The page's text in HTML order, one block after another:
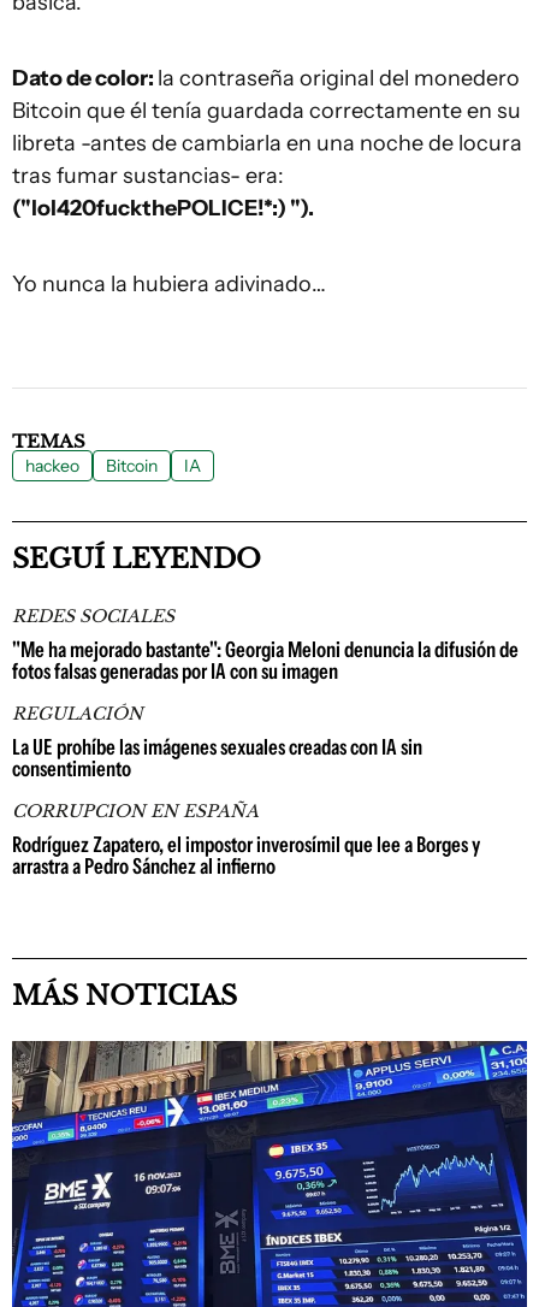
Dato de color: la contraseña original del monedero
Bitcoin que él tenía guardada correctamente en su
libreta -antes de cambiarla en una noche de locura
tras fumar sustancias- era:
("lol420fuckthePOLICE!*:) ").
Yo nunca la hubiera adivinado…
TEMAS
hackeo Bitcoin IA
SEGUÍ LEYENDO
REDES SOCIALES
"Me ha mejorado bastante": Georgia Meloni denuncia la difusión de
fotos falsas generadas por IA con su imagen
REGULACIÓN
La UE prohíbe las imágenes sexuales creadas con IA sin
consentimiento
CORRUPCION EN ESPAÑA
Rodríguez Zapatero, el impostor inverosímil que lee a Borges y
arrastra a Pedro Sánchez al infierno
MÁS NOTICIAS